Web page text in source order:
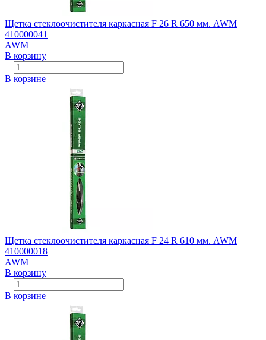
Щетка стеклоочистителя каркасная F 26 R 650 мм. AWM
410000041
AWM
В корзину
В корзине
Щетка стеклоочистителя каркасная F 24 R 610 мм. AWM
410000018
AWM
В корзину
В корзине